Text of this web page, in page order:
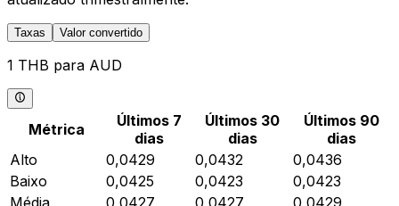
Taxas Valor convertido
1 THB para AUD
Métrica
Últimos 7
dias
Últimos 30
dias
Últimos 90
dias
Alto
0,0429 0,0432
0,0436
Baixo
0,0425 0,0423
0,0423
Média
0,0427 0,0427
0,0429